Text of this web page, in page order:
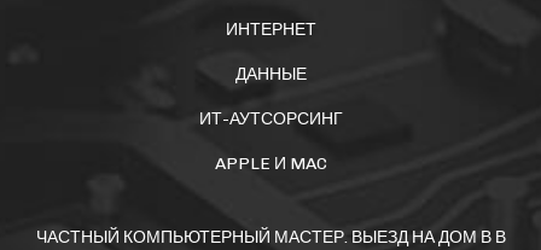
ИНТЕРНЕТ
ДАННЫЕ
ИТ-АУТСОРСИНГ
APPLE И MAC
ЧАСТНЫЙ КОМПЬЮТЕРНЫЙ МАСТЕР. ВЫЕЗД НА ДОМ В В